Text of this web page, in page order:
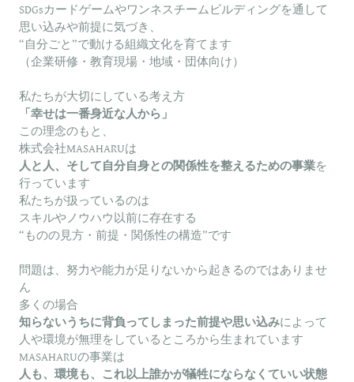
SDGsカードゲームやワンネスチームビルディングを通して
思い込みや前提に気づき、
“自分ごと”で動ける組織文化を育てます
（企業研修・教育現場・地域・団体向け）
私たちが大切にしている考え方
「幸せは一番身近な人から」
この理念のもと、
株式会社MASAHARUは
人と人、そして自分自身との関係性を整えるための事業を
行っています
私たちが扱っているのは
スキルやノウハウ以前に存在する
“ものの見方・前提・関係性の構造”です
問題は、努力や能力が足りないから起きるのではありませ
ん
多くの場合
知らないうちに背負ってしまった前提や思い込みによって
人や環境が無理をしているところから生まれています
MASAHARUの事業は
人も、環境も、これ以上誰かが犠牲にならなくていい状態